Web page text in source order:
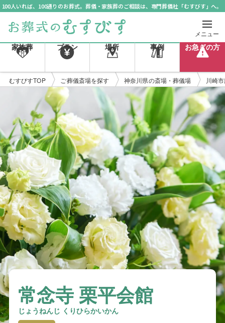
100人いれば、100通りのお葬式。葬儀・家族葬のご相談は、専門葬儀社「むすびす」へ。
メニュー
家族葬 プラン 場所 事例 お急ぎの方
むすびすTOP ご葬儀斎場を探す 神奈川県の斎場・葬儀場 川崎
常念寺 栗平会館
じょうねんじ くりひらかいかん